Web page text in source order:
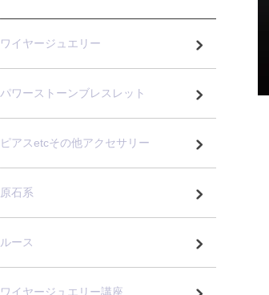
ワイヤージュエリー
パワーストーンブレスレット
ピアスetcその他アクセサリー
原石系
ルース
ワイヤージュエリー講座